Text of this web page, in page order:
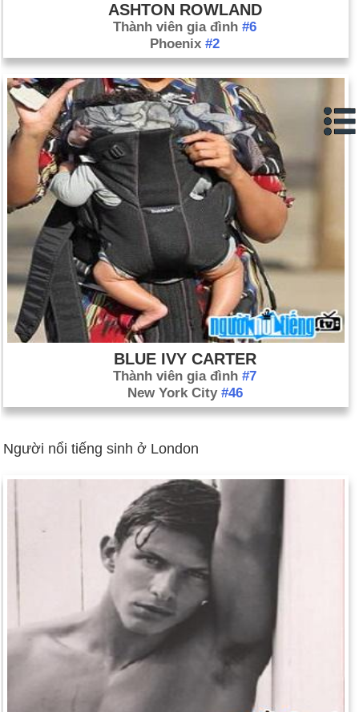
ASHTON ROWLAND
Thành viên gia đình #6
Phoenix #2
BLUE IVY CARTER
Thành viên gia đình #7
New York City #46
Người nổi tiếng sinh ở London